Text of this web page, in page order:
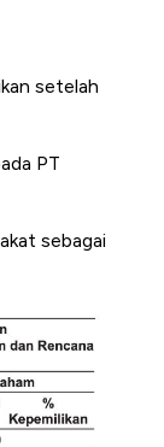
setelah
PT
sebagai